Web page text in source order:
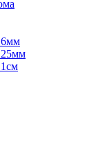
6мм
25мм